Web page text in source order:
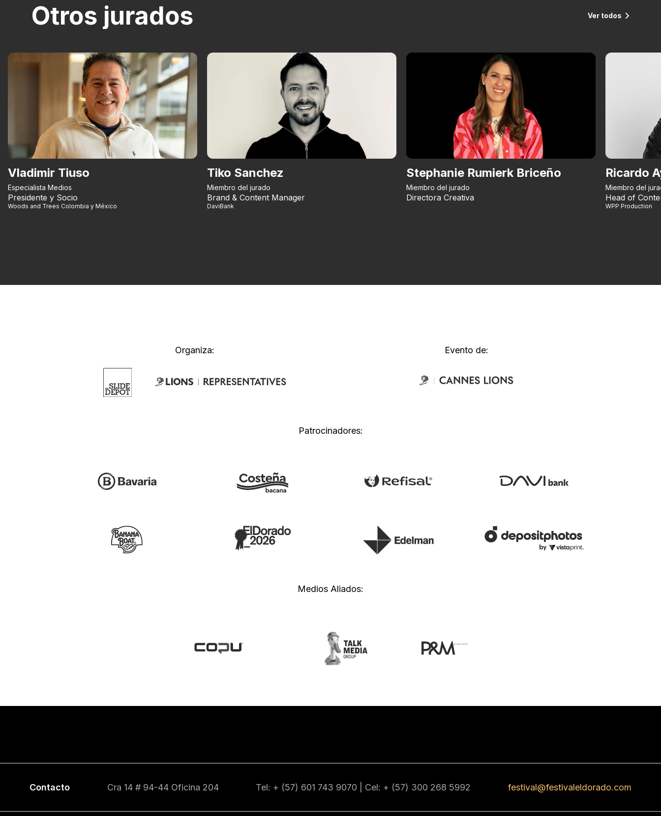
Otros jurados Ver todos
Vladimir Tiuso
Especialista Medios
Presidente y Socio
Woods and Trees Colombia y México
Tiko Sanchez
Miembro del jurado
Brand & Content Manager
DaviBank
Stephanie Rumierk Briceño
Miembro del jurado
Directora Creativa
Ricardo
Miembro del
Head of
WPP Production
Organiza: Evento de:
Patrocinadores:
Medios Aliados:
Contacto Cra 14 # 94-44 Oficina 204 Tel: + (57) 601 743 9070 | Cel: + (57) 300 268 5992 festival@festivaleldorado.com